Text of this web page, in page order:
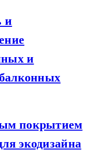
и
и
покрытием
экодизайна